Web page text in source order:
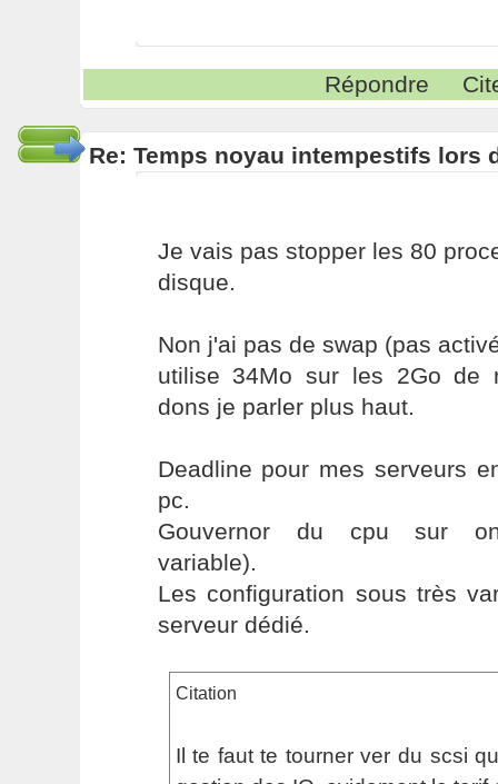
Répondre
Re: Temps noyau intempestifs lors
Je vais pas stopper les 80
disque.
Non j'ai pas de swap (pas
utilise 34Mo sur les 2Go de
dons je parler plus haut.
Deadline pour mes serveurs
pc.
Gouvernor du cpu sur
variable).
Les configuration sous très
serveur dédié.
Citation
Il te faut te tourner ver du scsi